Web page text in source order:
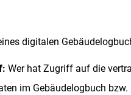
digitalen
Wer hat Zugriff auf die
im Gebäudelogbuch